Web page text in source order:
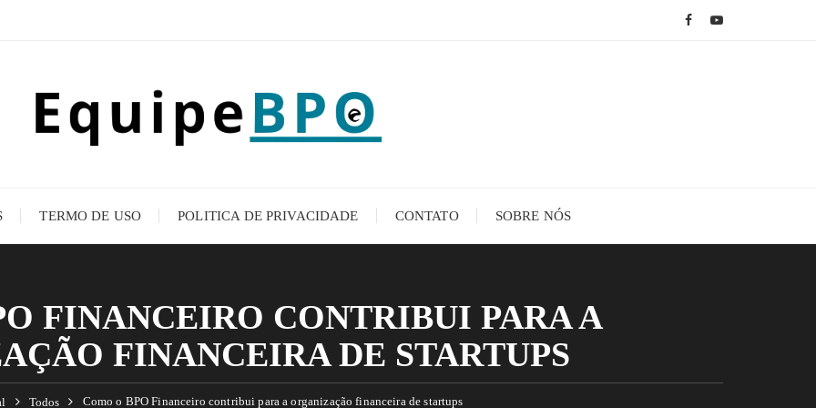
TERMO DE USO POLITICA DE PRIVACIDADE CONTATO SOBRE NÓS
FINANCEIRO CONTRIBUI PARA A
FINANCEIRA DE STARTUPS
Todos Como o BPO Financeiro contribui para a organização financeira de startups